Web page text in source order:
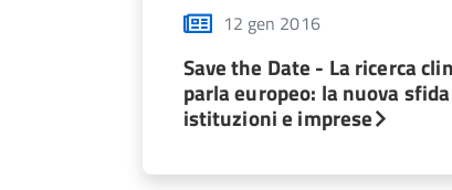
12 gen 2016
Save the Date - La ricerca
parla europeo: la nuova
istituzioni e imprese